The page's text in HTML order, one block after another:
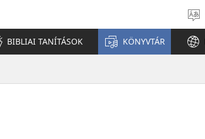
BIBLIAI TANÍTÁSOK KÖNYVTÁR